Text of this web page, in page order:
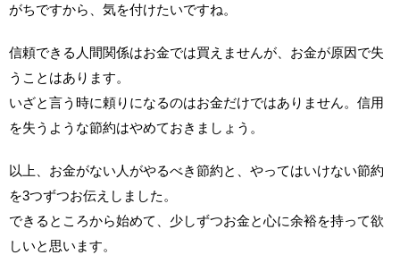
がちですから、気を付けたいですね。
信頼できる人間関係はお金では買えませんが、お金が原因で失
うことはあります。
いざと言う時に頼りになるのはお金だけではありません。信用
を失うような節約はやめておきましょう。
以上、お金がない人がやるべき節約と、やってはいけない節約
を3つずつお伝えしました。
できるところから始めて、少しずつお金と心に余裕を持って欲
しいと思います。